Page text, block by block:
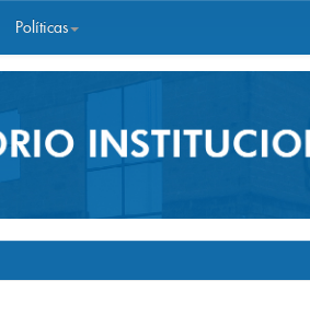
Políticas